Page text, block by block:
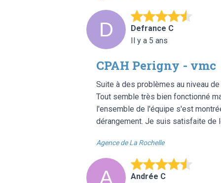
Defrance C
Il y a 5 ans
CPAH Perigny - vmc
Suite à des problèmes au niveau
Tout semble très bien fonctionné
l'ensemble de l'équipe s'est
dérangement. Je suis satisfaite de
Agence de La Rochelle
Andrée C